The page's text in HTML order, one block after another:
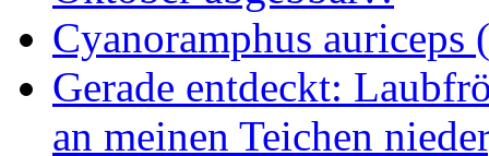
Cyanoramphus
Gerade entdeckt:
an meinen Teichen